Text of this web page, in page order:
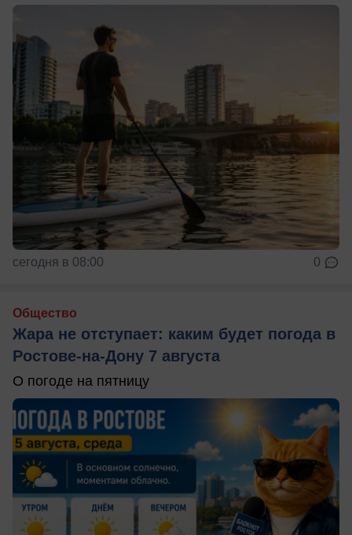
сегодня в 08:00 0
Общество
Жара не отступает: каким будет погода в
Ростове-на-Дону 7 августа
О погоде на пятницу